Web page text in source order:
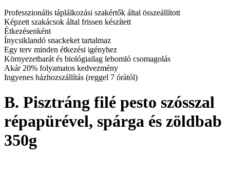
Professzionális táplálkozási szakértők által összeállított
Képzett szakácsok által frissen készített
Étkezésenként
Ínycsiklandó snackeket tartalmaz
Egy terv minden étkezési igényhez
Környezetbarát és biológiailag lebomló csomagolás
Akár 20% folyamatos kedvezmény
Ingyenes házhozszállítás (reggel 7 óràtól)
B. Pisztráng filé pesto szósszal
répapürével, spárga és zöldbab
350g